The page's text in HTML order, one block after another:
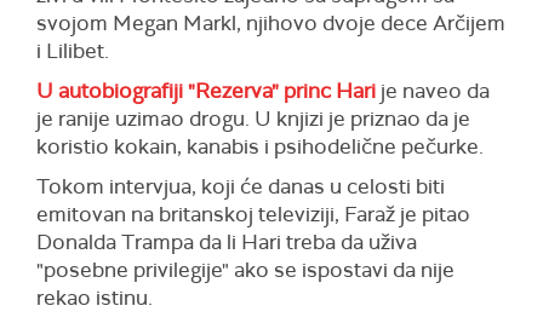
svojom Megan Markl, njihovo dvoje dece Arčijem
i Lilibet.
U autobiografiji "Rezerva" princ Hari je naveo da
je ranije uzimao drogu. U knjizi je priznao da je
koristio kokain, kanabis i psihodelične pečurke.
Tokom intervjua, koji će danas u celosti biti
emitovan na britanskoj televiziji, Faraž je pitao
Donalda Trampa da li Hari treba da uživa
"posebne privilegije" ako se ispostavi da nije
rekao istinu.